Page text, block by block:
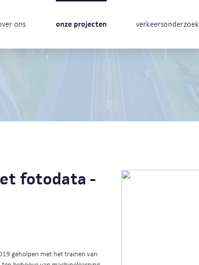
ons onze projecten verkeersonderzoek
fotodata -
geholpen met het trainen van